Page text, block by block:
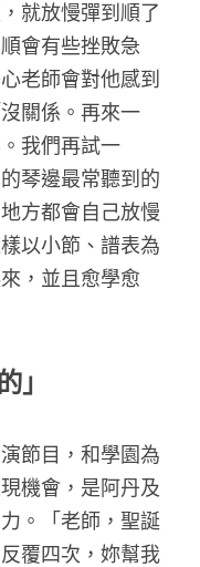
就放慢彈到順了
會有些挫敗急
老師會對他感到
關係。再來一
我們再試一
琴邊最常聽到的
方都會自己放慢
以小節、譜表為
，並且愈學愈
」
節目，和學園為
機會，是阿丹及
。「老師，聖誕
覆四次，妳幫我